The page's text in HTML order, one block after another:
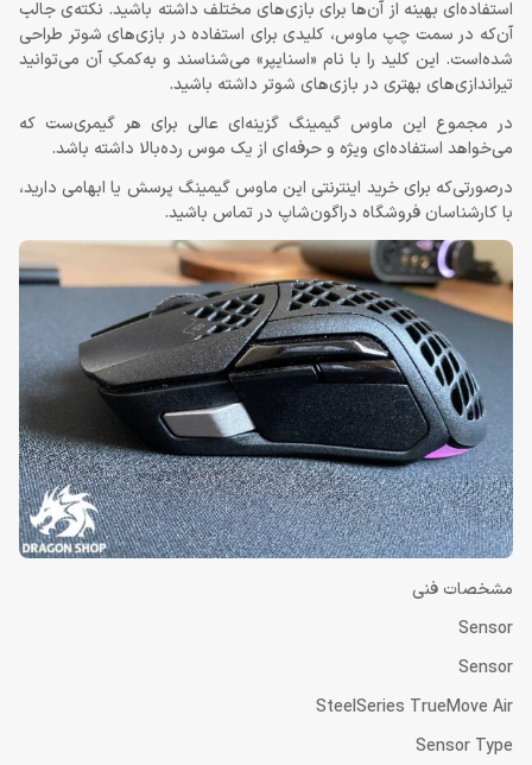
استفاده‌ای بهینه از آن‌ها برای بازی‌های مختلف داشته باشید. نکته‌ی جالب
آن‌که در سمت چپ ماوس، کلیدی برای استفاده در بازی‌های شوتر طراحی
شده‌است. این کلید را با نام «اسنایپر» می‌شناسند و به‌کمکِ آن می‌توانید
تیراندازی‌های بهتری در بازی‌های شوتر داشته باشید.
در مجموع این ماوس گیمینگ گزینه‌ای عالی برای هر گیمری‌ست که
می‌خواهد استفاده‌ای ویژه و حرفه‌ای از یک موس رده‌بالا داشته باشد.
درصورتی‌که برای خرید اینترنتی این ماوس گیمینگ پرسش یا ابهامی دارید،
با کارشناسان فروشگاه دراگون‌شاپ در تماس باشید.
مشخصات فنی
Sensor
Sensor
SteelSeries TrueMove Air
Sensor Type